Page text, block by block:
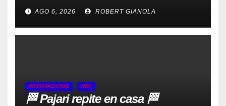
AGO 6, 2026 ROBERT GIANOLA
INTERNACIONAL WRC
🏁 Pajari repite en casa 🏁